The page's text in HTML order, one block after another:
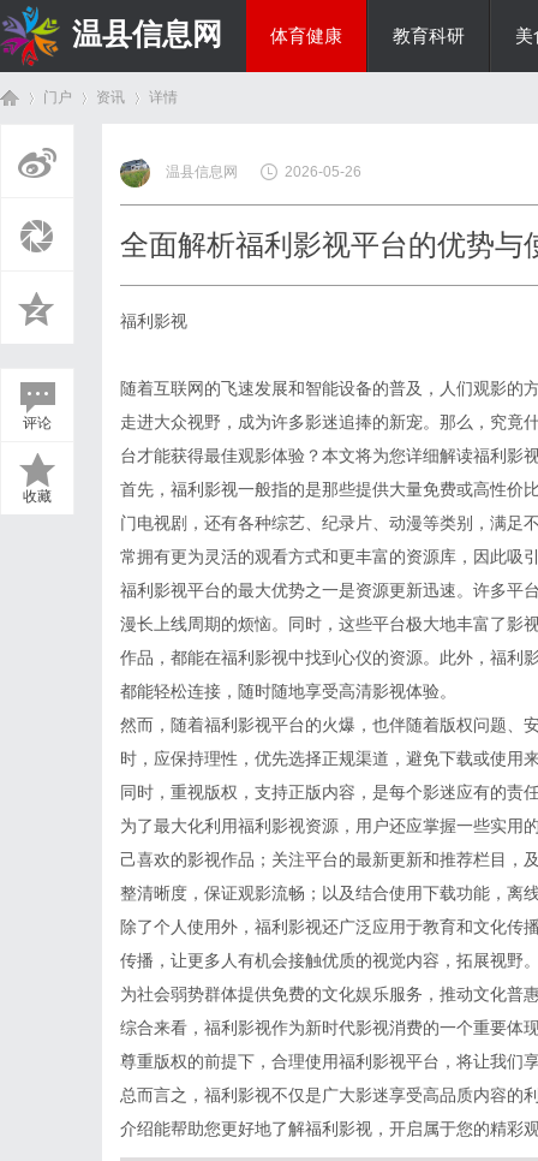
温县信息网 体育健康 教育科研 美
门户 资讯
›
详情
评论
收藏
温县信息网 2026-05-26
全面解析福利影视平台的优势
福利影视
随着互联网的飞速发展和智能设备的普及，人们观影的
走进大众视野，成为许多影迷追捧的新宠。那么，究竟
台才能获得最佳观影体验？本文将为您详细解读福利影
首先，福利影视一般指的是那些提供大量免费或高性价
门电视剧，还有各种综艺、纪录片、动漫等类别，满足
常拥有更为灵活的观看方式和更丰富的资源库，因此吸
福利影视平台的最大优势之一是资源更新迅速。许多平
漫长上线周期的烦恼。同时，这些平台极大地丰富了影
作品，都能在福利影视中找到心仪的资源。此外，福利
都能轻松连接，随时随地享受高清影视体验。
然而，随着福利影视平台的火爆，也伴随着版权问题、
时，应保持理性，优先选择正规渠道，避免下载或使用
同时，重视版权，支持正版内容，是每个影迷应有的责
为了最大化利用福利影视资源，用户还应掌握一些实用
己喜欢的影视作品；关注平台的最新更新和推荐栏目，
整清晰度，保证观影流畅；以及结合使用下载功能，离
除了个人使用外，福利影视还广泛应用于教育和文化传
传播，让更多人有机会接触优质的视觉内容，拓展视野
为社会弱势群体提供免费的文化娱乐服务，推动文化普
综合来看，福利影视作为新时代影视消费的一个重要体
尊重版权的前提下，合理使用福利影视平台，将让我们
总而言之，福利影视不仅是广大影迷享受高品质内容的
介绍能帮助您更好地了解福利影视，开启属于您的精彩